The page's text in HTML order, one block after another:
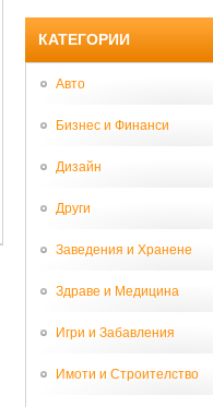
КАТЕГОРИИ
Авто
Бизнес и Финанси
Дизайн
Други
Заведения и Хранене
Здраве и Медицина
Игри и Забавления
Имоти и Строителство